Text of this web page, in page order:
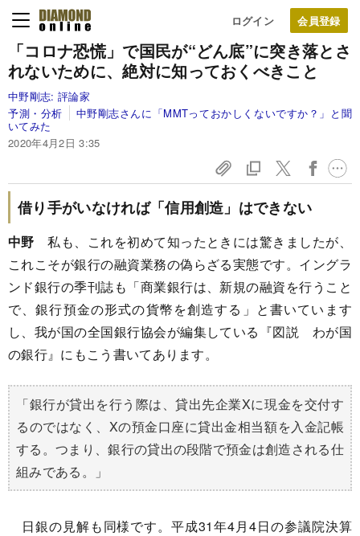
ログイン
「コロナ恐慌」で国民が“どん底”に突き落とさ
れないために、絶対に知っておくべきこと
中野剛志: 評論家
予測・分析
中野剛志さんに「MMTっておかしくないですか？」と聞
いてみた
2020年4月2日 3:35
借り手がいなければ「信用創造」はできない
中野 私も、これを初めて知ったときには驚きましたが、
これこそが銀行の融資業務の偽らざる実態です。イングラ
ンド銀行の季刊誌も「商業銀行は、新規の融資を行うこと
で、銀行預金の形式の貨幣を創造する」と書いています
し、我が国の全国銀行協会が編集している『図説 わが国
の銀行』にもこう書いてあります。
「銀行が貸出を行う際は、貸出先企業Xに現金を交付す
るのではなく、Xの預金口座に貸出金相当額を入金記帳
する。つまり、銀行の貸出の段階で預金は創造される仕
組みである。」
日銀の見解も同様です。平成31年4月4日の参議院決算